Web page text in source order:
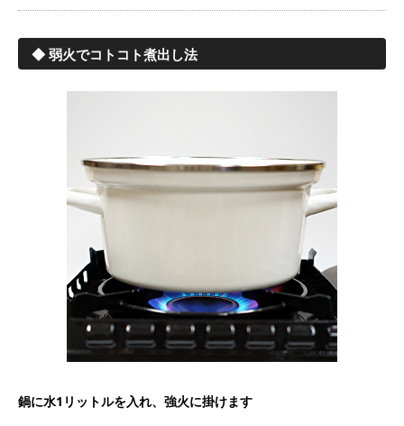
◆ 弱火でコトコト煮出し法
鍋に水1リットルを入れ、強火に掛けます